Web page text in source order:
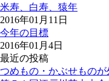
米寿、白寿、猿年
2016年01月11日
今年の目標
2016年01月4日
最近の投稿
つめもの・かぶせもの